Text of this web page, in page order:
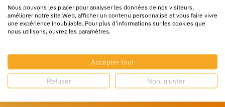
24/72h partout en europe
Livraison gratuite
Nous pouvons les placer pour analyser les données de nos visiteurs,
améliorer notre site Web, afficher un contenu personnalisé et vous faire vivre
une expérience inoubliable. Pour plus d'informations sur les cookies que
nous utilisons, ouvrez les paramètres.
Accepter tout
Refuser Non, ajuster